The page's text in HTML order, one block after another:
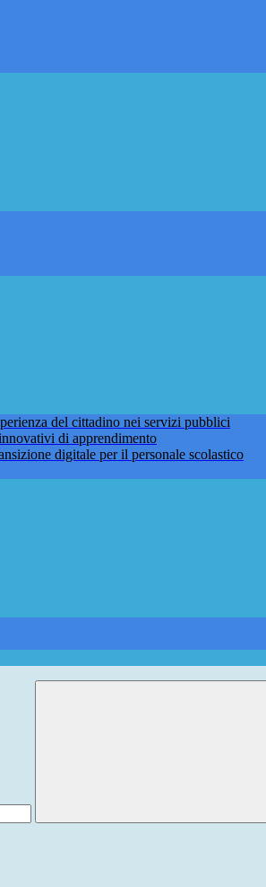
del cittadino nei servizi pubblici
di apprendimento
digitale per il personale scolastico